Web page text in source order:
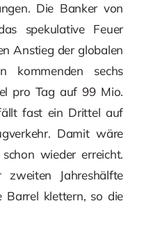
Die Banker von
spekulative Feuer
Anstieg der globalen
kommenden sechs
pro Tag auf 99 Mio.
fast ein Drittel auf
Damit wäre
wieder erreicht.
Jahreshälfte
klettern, so die